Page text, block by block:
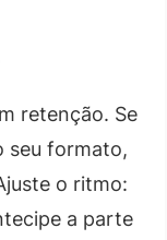
retenção. Se
seu formato,
o ritmo:
a parte